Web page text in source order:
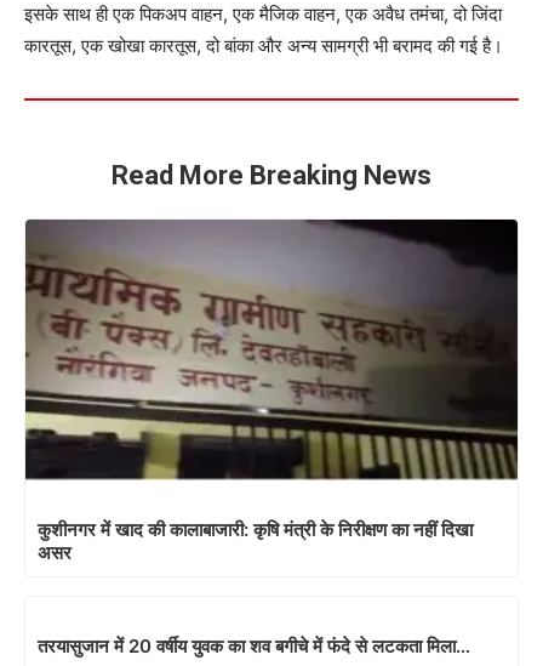
इसके साथ ही एक पिकअप वाहन, एक मैजिक वाहन, एक अवैध तमंचा, दो जिंदा
कारतूस, एक खोखा कारतूस, दो बांका और अन्य सामग्री भी बरामद की गई है।
Read More Breaking News
कुशीनगर में खाद की कालाबाजारी: कृषि मंत्री के निरीक्षण का नहीं दिखा
असर
तरयासुजान में 20 वर्षीय युवक का शव बगीचे में फंदे से लटकता मिला…